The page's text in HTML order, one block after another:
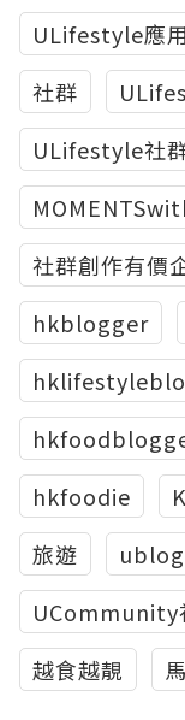
ULifestyle應
社群
ULifestyle社
社群創作有價
hkblogger
hkfoodie
旅遊
ublog
UCommunity
越食越靚